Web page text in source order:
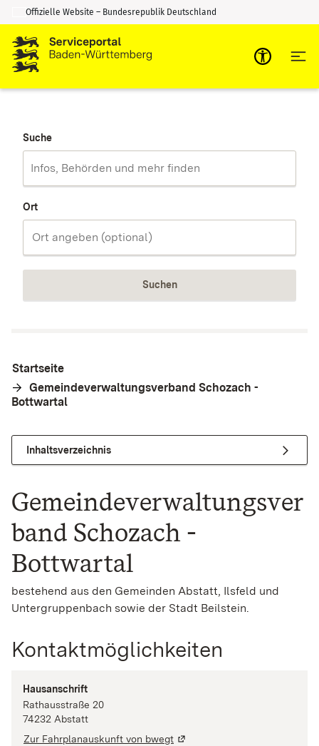
Zum Inhalt springen
Zur Suche springen
Offizielle Website – Bundesrepublik Deutschland
Suche
Ort
Suchen
Startseite
Gemeindeverwaltungsverband Schozach -
Bottwartal
Inhaltsverzeichnis
Gemeindeverwaltungsver
band Schozach -
Bottwartal
bestehend aus den Gemeinden Abstatt, Ilsfeld und
Untergruppenbach sowie der Stadt Beilstein.
Kontaktmöglichkeiten
Hausanschrift
Rathausstraße 20
74232 Abstatt
Zur Fahrplanauskunft von bwegt